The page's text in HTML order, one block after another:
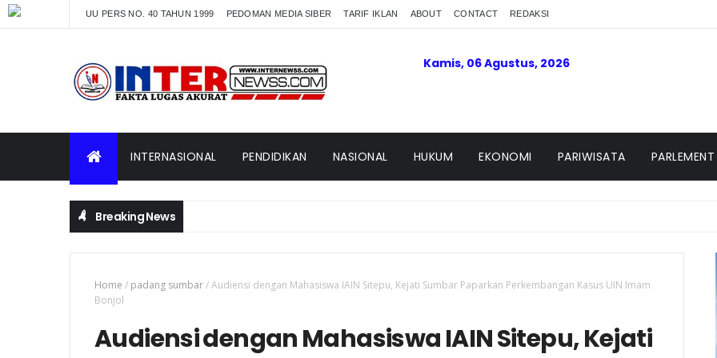
UU PERS NO. 40 TAHUN 1999 PEDOMAN MEDIA SIBER TARIF IKLAN ABOUT CONTACT REDAKSI
Kamis, 06 Agustus, 2026
INTERNASIONAL PENDIDIKAN NASIONAL HUKUM EKONOMI PARIWISATA PARLEMENT
Breaking News
Home / padang sumbar/Audiensi dengan Mahasiswa IAIN Sitepu, Kejati Sumbar Paparkan Perkembangan Kasus UIN Imam
Bonjol
Audiensi dengan Mahasiswa IAIN Sitepu, Kejati